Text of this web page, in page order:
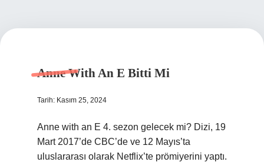
Anne With An E Bitti Mi
Tarih: Kasım 25, 2024
Anne with an E 4. sezon gelecek mi? Dizi, 19
Mart 2017’de CBC’de ve 12 Mayıs’ta
uluslararası olarak Netflix’te prömiyerini yaptı.